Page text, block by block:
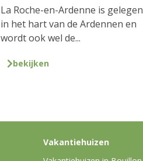
La Roche-en-Ardenne is gelegen
in het hart van de Ardennen en
wordt ook wel de...
bekijken
Vakantiehuizen